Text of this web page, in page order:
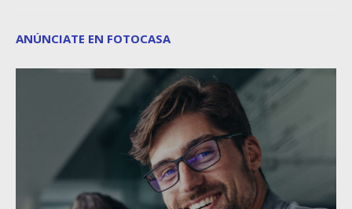
ANÚNCIATE EN FOTOCASA